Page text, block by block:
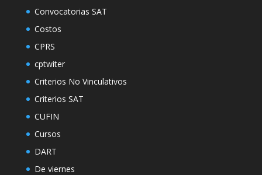
Convocatorias SAT
Costos
CPRS
cptwiter
Criterios No Vinculativos
Criterios SAT
CUFIN
Cursos
DART
De viernes